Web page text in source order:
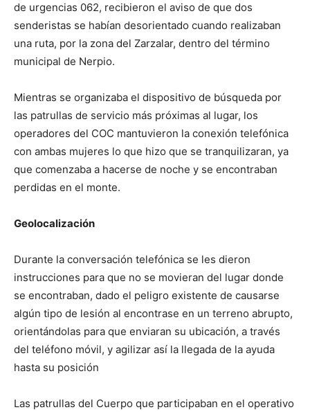
de urgencias 062, recibieron el aviso de que dos
senderistas se habían desorientado cuando realizaban
una ruta, por la zona del Zarzalar, dentro del término
municipal de Nerpio.
Mientras se organizaba el dispositivo de búsqueda por
las patrullas de servicio más próximas al lugar, los
operadores del COC mantuvieron la conexión telefónica
con ambas mujeres lo que hizo que se tranquilizaran, ya
que comenzaba a hacerse de noche y se encontraban
perdidas en el monte.
Geolocalización
Durante la conversación telefónica se les dieron
instrucciones para que no se movieran del lugar donde
se encontraban, dado el peligro existente de causarse
algún tipo de lesión al encontrase en un terreno abrupto,
orientándolas para que enviaran su ubicación, a través
del teléfono móvil, y agilizar así la llegada de la ayuda
hasta su posición
Las patrullas del Cuerpo que participaban en el operativo